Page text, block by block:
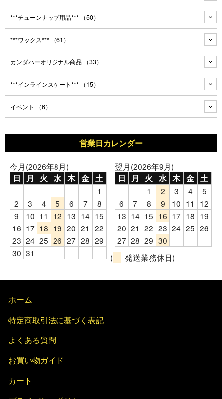
***チューンナップ用品*** （50）
***ワックス*** （61）
カンダハーオリジナル商品 （33）
***インラインスケート*** （15）
イベント （6）
営業日カレンダー
今月(2026年8月)
日 月 火 水 木 金 土
1
2
3 4 5 6 7
8
9
10 11 12 13 14 15
16 17 18 19 20 21 22
23 24 25 26 27 28 29
30 31
翌月(2026年9月)
日 月 火 水 木 金 土
1 2 3 4
5
6
7 8 9 10 11
12
13 14 15 16 17 18 19
20 21 22 23 24 25 26
27 28 29 30
(
発送業務休日)
ホーム
特定商取引法に基づく表記
よくある質問
お買い物ガイド
カート